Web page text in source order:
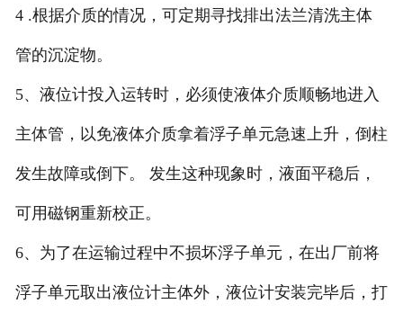
4 .根据介质的情况，可定期寻找排出法兰清洗主体
管的沉淀物。
5、液位计投入运转时，必须使液体介质顺畅地进入
主体管，以免液体介质拿着浮子单元急速上升，倒柱
发生故障或倒下。 发生这种现象时，液面平稳后，
可用磁钢重新校正。
6、为了在运输过程中不损坏浮子单元，在出厂前将
浮子单元取出液位计主体外，液位计安装完毕后，打